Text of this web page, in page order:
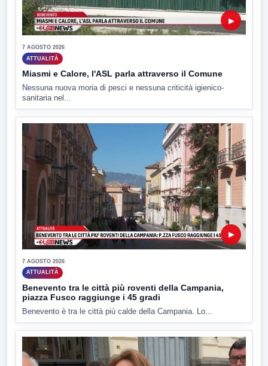
▶
7 AGOSTO 2026
ATTUALITÀ
Miasmi e Calore, l'ASL parla attraverso il Comune
Nessuna nuova moria di pesci e nessuna criticità igienico-
sanitaria nel...
▶
7 AGOSTO 2026
ATTUALITÀ
Benevento tra le città più roventi della Campania,
piazza Fusco raggiunge i 45 gradi
Benevento è tra le città più calde della Campania. Lo...